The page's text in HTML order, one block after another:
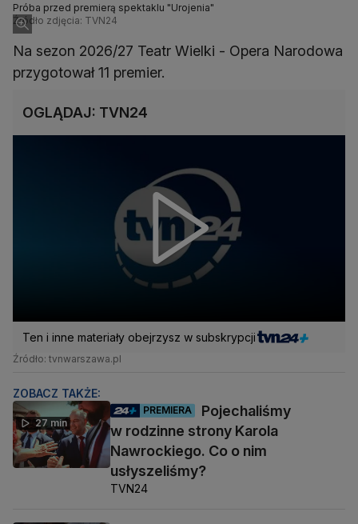
Próba przed premierą spektaklu "Urojenia"
Źródło zdjęcia: TVN24
Na sezon 2026/27 Teatr Wielki - Opera Narodowa
przygotował 11 premier.
OGLĄDAJ: TVN24
Ten i inne materiały obejrzysz w subskrypcji
Źródło: tvnwarszawa.pl
ZOBACZ TAKŻE:
27 min
PREMIERA
Pojechaliśmy
w rodzinne strony Karola
Nawrockiego. Co o nim
usłyszeliśmy?
TVN24